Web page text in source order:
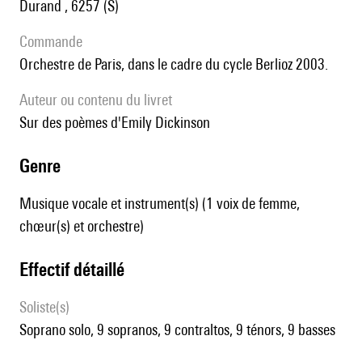
Durand , 6257 (S)
Commande
Orchestre de Paris, dans le cadre du cycle Berlioz 2003.
Auteur ou contenu du livret
sur des poèmes d'Emily Dickinson
genre
Musique vocale et instrument(s) (1 voix de femme,
chœur(s) et orchestre)
effectif détaillé
Soliste(s)
soprano solo, 9 sopranos, 9 contraltos, 9 ténors, 9 basses